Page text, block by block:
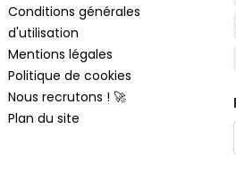
Conditions générales
d'utilisation
Mentions légales
Politique de cookies
Nous recrutons ! 🚀
Plan du site